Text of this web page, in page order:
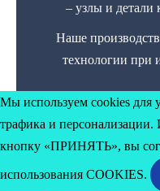
– узлы и детали
Наше
технологии при
Мы используем cookies для
трафика и персонализации.
кнопку «ПРИНЯТЬ», вы
использования COOKIES.